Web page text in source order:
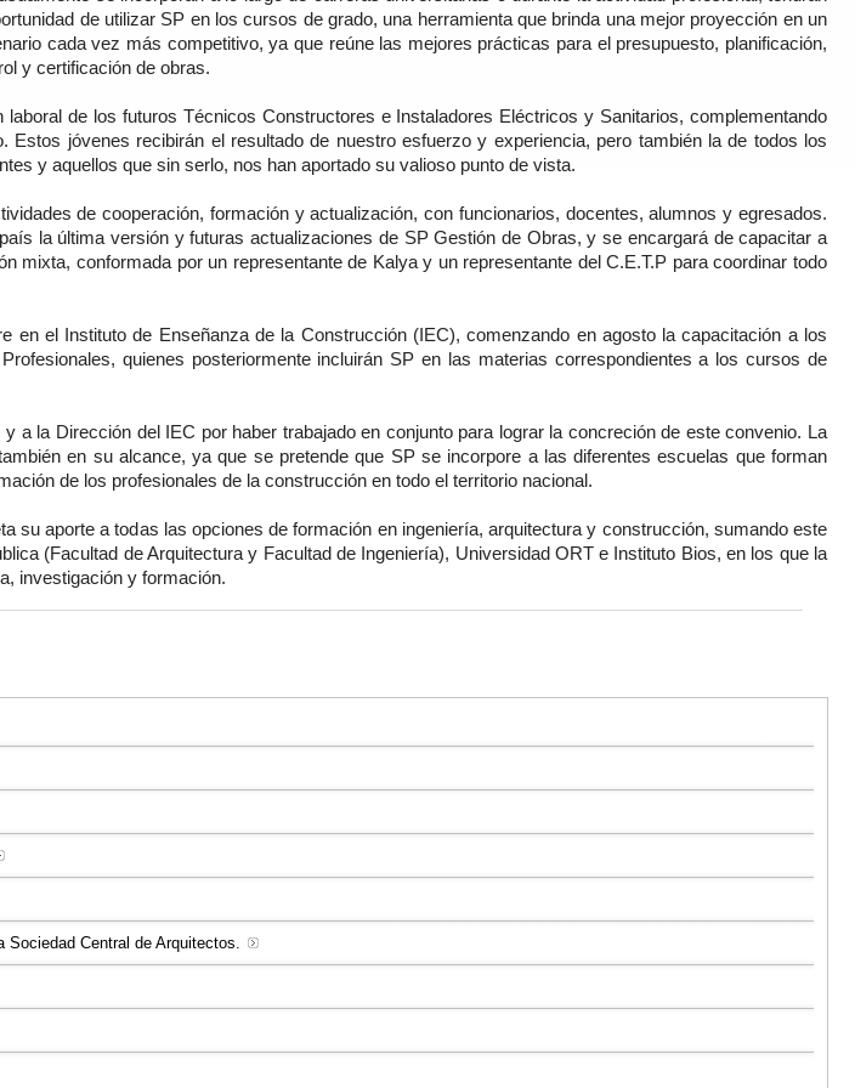
de utilizar SP en los cursos de grado, una herramienta que brinda una mejor proyección en un
cada vez más competitivo, ya que reúne las mejores prácticas para el presupuesto, planificación,
y certificación de obras.
de los futuros Técnicos Constructores e Instaladores Eléctricos y Sanitarios, complementando
jóvenes recibirán el resultado de nuestro esfuerzo y experiencia, pero también la de todos los
y aquellos que sin serlo, nos han aportado su valioso punto de vista.
de cooperación, formación y actualización, con funcionarios, docentes, alumnos y egresados.
la última versión y futuras actualizaciones de SP Gestión de Obras, y se encargará de capacitar a
mixta, conformada por un representante de Kalya y un representante del C.E.T.P para coordinar todo
en el Instituto de Enseñanza de la Construcción (IEC), comenzando en agosto la capacitación a los
quienes posteriormente incluirán SP en las materias correspondientes a los cursos de
a la Dirección del IEC por haber trabajado en conjunto para lograr la concreción de este convenio. La
en su alcance, ya que se pretende que SP se incorpore a las diferentes escuelas que forman
de los profesionales de la construcción en todo el territorio nacional.
su aporte a todas las opciones de formación en ingeniería, arquitectura y construcción, sumando este
(Facultad de Arquitectura y Facultad de Ingeniería), Universidad ORT e Instituto Bios, en los que la
investigación y formación.
Sociedad Central de Arquitectos.